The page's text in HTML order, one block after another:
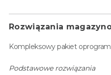
Rozwiązania
Kompleksowy pakiet
Podstawowe rozwiązania